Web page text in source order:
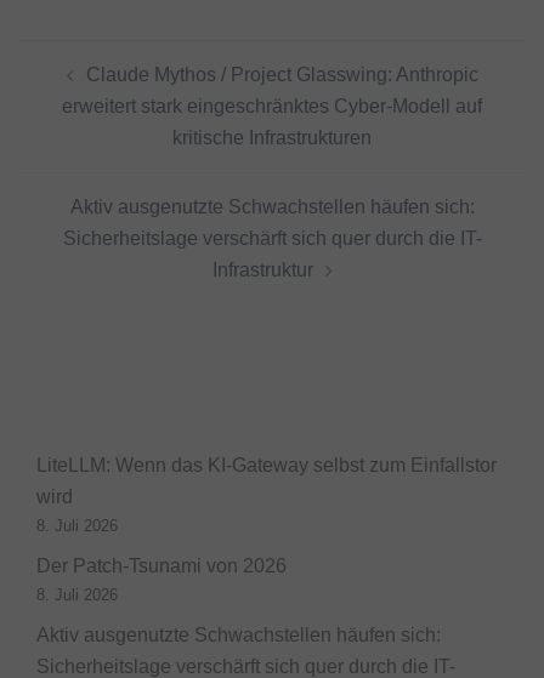
Claude Mythos / Project Glasswing: Anthropic
erweitert stark eingeschränktes Cyber-Modell auf
kritische Infrastrukturen
Aktiv ausgenutzte Schwachstellen häufen sich:
Sicherheitslage verschärft sich quer durch die IT-
Infrastruktur
LiteLLM: Wenn das KI-Gateway selbst zum Einfallstor
wird
8. Juli 2026
Der Patch-Tsunami von 2026
8. Juli 2026
Aktiv ausgenutzte Schwachstellen häufen sich:
Sicherheitslage verschärft sich quer durch die IT-